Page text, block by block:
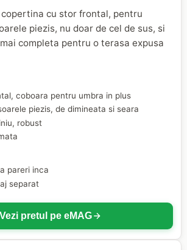
copertina cu stor frontal, pentru
piezis, nu doar de cel de sus, si
completa pentru o terasa expusa
coboara pentru umbra in plus
piezis, de dimineata si seara
robust
pareri inca
separat
Vezi pretul pe eMAG